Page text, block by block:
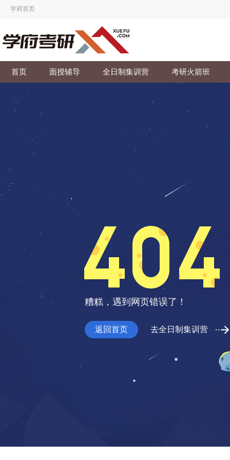
学府首页
首页 面授辅导 全日制集训营 考研火箭班
糟糕，遇到网页错误了！
返回首页 去全日制集训营